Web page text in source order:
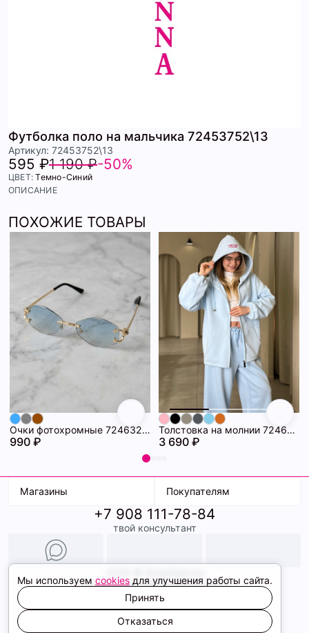
Футболка поло на мальчика 72453752\13
Артикул: 72453752\13
595 ₽1 190 ₽-50%
ЦВЕТ:Темно-Синий
ОПИСАНИЕ
ПОХОЖИЕ ТОВАРЫ
Очки фотохромные 72463296\20
990 ₽
Толстовка на молнии 72463280\474
3 690 ₽
Магазины
ТК Терминал
ТРК Континент
Покупателям
Доставка
Условия оплаты
Образы
+7 908 111-78-84
твой консультант
Политика конфиденциальности
Соглашение cookie
Сайт создали
Мы используем cookies для улучшения работы сайта.
Принять
Отказаться